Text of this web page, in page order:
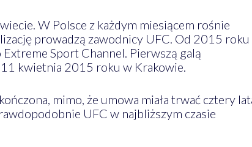
W Polsce z każdym miesiącem rośnie
prowadzą zawodnicy UFC. Od 2015 roku
Sport Channel. Pierwszą galą
kwietnia 2015 roku w Krakowie.
mimo, że umowa miała trwać cztery
UFC w najbliższym czasie